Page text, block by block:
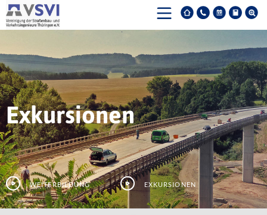
Exkursionen
Weiterbildung Exkursionen